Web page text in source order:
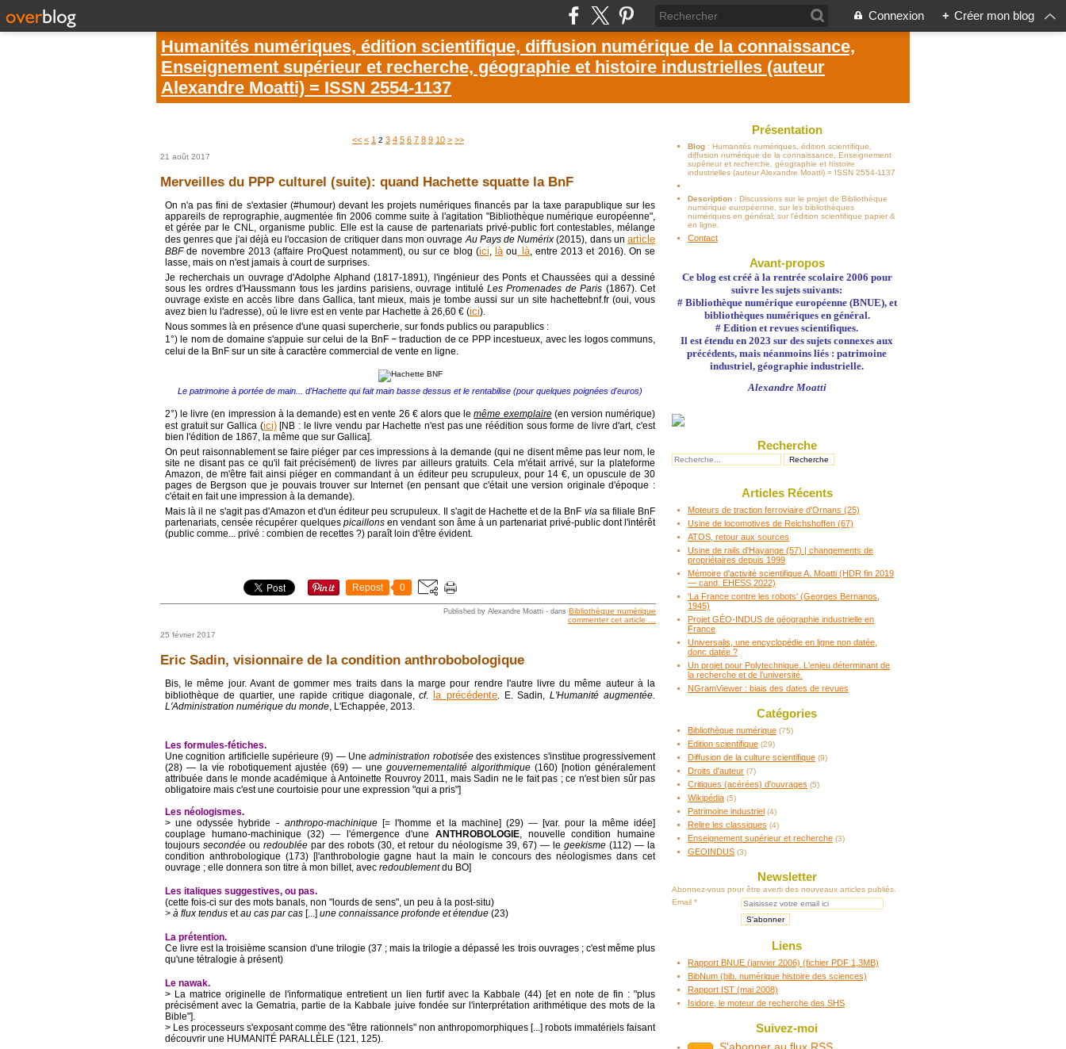
Connexion + Créer mon blog
Humanités numériques, édition scientifique, diffusion numérique de la connaissance,
Enseignement supérieur et recherche, géographie et histoire industrielles (auteur
Alexandre Moatti) = ISSN 2554-1137
<< < 1 2 3 4 5 6 7 8 9 10 > >>
21 août 2017
Merveilles du PPP culturel (suite): quand Hachette squatte la BnF
On n'a pas fini de s'extasier (#humour) devant les projets numériques financés par la taxe parapublique sur les
appareils de reprographie, augmentée fin 2006 comme suite à l'agitation "Bibliothèque numérique européenne",
et gérée par le CNL, organisme public. Elle est la cause de partenariats privé-public fort contestables, mélange
des genres que j'ai déjà eu l'occasion de critiquer dans mon ouvrageAu Pays de Numérix (2015), dans unarticle
BBFde novembre 2013 (affaire ProQuest notamment), ou sur ce blog (ici, làou là, entre 2013 et 2016). On se
lasse, mais on n'est jamais à court de surprises.
Je recherchais un ouvrage d'Adolphe Alphand (1817-1891), l'ingénieur des Ponts et Chaussées qui a dessiné
sous les ordres d'Haussmann tous les jardins parisiens, ouvrage intitulé Les Promenades de Paris (1867). Cet
ouvrage existe en accès libre dans Gallica, tant mieux, mais je tombe aussi sur un site hachettebnf.fr (oui, vous
avez bien lu l'adresse), où le livre est en vente par Hachette à 26,60 € (ici).
Nous sommes là en présence d'une quasi supercherie, sur fonds publics ou parapublics :
1°) le nom de domaine s'appuie sur celui de la BnF –traduction de ce PPP incestueux, avec les logos communs,
celui de la BnF sur un site à caractère commercial de vente en ligne.
Le patrimoine à portée de main... d'Hachette qui fait main basse dessus et le rentabilise (pour quelques poignées d'euros)
2°) le livre (en impression à la demande) est en vente 26 € alors que lemême exemplaire(en version numérique)
est gratuit sur Gallica (ici)[NB : le livre vendu par Hachette n'est pas une réédition sous forme de livre d'art, c'est
bien l'édition de 1867, la même que sur Gallica].
On peut raisonnablement se faire piéger par ces impressions à la demande (qui ne disent même pas leur nom, le
site ne disant pas ce qu'il fait précisément) de livres par ailleurs gratuits. Cela m'était arrivé, sur la plateforme
Amazon, de m'être fait ainsi piéger en commandant à un éditeur peu scrupuleux, pour 14 €, un opuscule de 30
pages de Bergson que je pouvais trouver sur Internet (en pensant que c'était une version originale d'époque :
c'était en fait une impression à la demande).
Mais là il ne s'agit pas d'Amazon et d'un éditeur peu scrupuleux. Il s'agit de Hachette et de la BnF via sa filiale BnF
partenariats, censée récupérer quelques picaillonsen vendant son âme à un partenariat privé-public dont l'intérêt
(public comme... privé : combien de recettes ?) paraît loin d'être évident.
Repost 0
Published by Alexandre Moatti - dans Bibliothèque numérique
commenter cet article
25 février 2017
Eric Sadin, visionnaire de la condition anthrobobologique
Bis, le même jour. Avant de gommer mes traits dans la marge pour rendre l'autre livre du même auteur à la
bibliothèque de quartier, une rapide critique diagonale,cf. la précédente. E. Sadin,L'Humanité augmentée.
L'Administration numérique du monde , L'Echappée, 2013.
Les formules-fétiches.
Une cognition artificielle supérieure (9) ― Uneadministration robotiséedes existences s'institue progressivement
(28) ― la vie robotiquement ajustée (69) ― une gouvernementalité algorithmique (160) [notion généralement
attribuée dans le monde académique à Antoinette Rouvroy 2011, mais Sadin ne le fait pas ; ce n'est bien sûr pas
obligatoire mais c'est une courtoisie pour une expression "qui a pris"]
Les néologismes.
> une odyssée hybride – anthropo-machinique [= l'homme et la machine] (29) ― [var. pour la même idée]
couplage humano-machinique (32) ― l'émergence d'une ANTHROBOLOGIE , nouvelle condition humaine
toujourssecondée ouredoublée par des robots (30, et retour du néologisme 39, 67) ― le geekisme(112) ― la
condition anthrobologique (173) [l'anthrobologie gagne haut la main le concours des néologismes dans cet
ouvrage ; elle donnera son titre à mon billet, avec redoublementdu BO]
Les italiques suggestives, ou pas.
(cette fois-ci sur des mots banals, non "lourds de sens", un peu à la post-situ)
> à flux tendus etau cas par cas [...] une connaissance profonde et étendue (23)
La prétention.
Ce livre est la troisième scansion d'une trilogie (37 ; mais la trilogie a dépassé les trois ouvrages ; c'est même plus
qu'une tétralogie à présent)
Le nawak.
> La matrice originelle de l'informatique entretient un lien furtif avec la Kabbale (44) [et en note de fin : "plus
précisément avec la Gematria, partie de la Kabbale juive fondée sur l'interprétation arithmétique des mots de la
Bible"].
> Les processeurs s'exposant comme des "être rationnels" non anthropomorphiques [...] robots immatériels faisant
découvrir une HUMANITÉ PARALLÈLE (121, 125).
Présentation
Blog : Humanités numériques, édition scientifique,
diffusion numérique de la connaissance, Enseignement
supérieur et recherche, géographie et histoire
industrielles (auteur Alexandre Moatti) = ISSN 2554-1137
Description : Discussions sur le projet de Bibliothèque
numérique européenne, sur les bibliothèques
numériques en général; sur l'édition scientifique papier &
en ligne.
Contact
Avant-propos
Ce blog est créé à la rentrée scolaire 2006 pour
suivre les sujets suivants:
# Bibliothèque numérique européenne (BNUE), et
bibliothèques numériques en général.
# Edition et revues scientifiques.
Il est étendu en 2023 sur des sujets connexes aux
précédents, mais néanmoins liés : patrimoine
industriel, géographie industrielle.
Alexandre Moatti
Recherche
Articles Récents
Moteurs de traction ferroviaire d'Ornans (25)
Usine de locomotives de Reichshoffen (67)
ATOS, retour aux sources
Usine de rails d'Hayange (57) | changements de
propriétaires depuis 1999
Mémoire d'activité scientifique A. Moatti (HDR fin 2019
— cand. EHESS 2022)
'La France contre les robots' (Georges Bernanos,
1945)
Projet GÉO-INDUS de géographie industrielle en
France
Universalis, une encyclopédie en ligne non datée,
donc datée ?
Un projet pour Polytechnique. L'enjeu déterminant de
la recherche et de l’université.
NGramViewer : biais des dates de revues
Catégories
Bibliothèque numérique (75)
Edition scientifique (29)
Diffusion de la culture scientifique (9)
Droits d'auteur (7)
Critiques (acérées) d'ouvrages (5)
Wikipédia (5)
Patrimoine industriel (4)
Relire les classiques (4)
Enseignement supérieur et recherche (3)
GEOINDUS (3)
Newsletter
Abonnez-vous pour être averti des nouveaux articles publiés.
Email
Liens
Rapport BNUE (janvier 2006) (fichier PDF 1,3MB)
BibNum (bib. numérique histoire des sciences)
Rapport IST (mai 2008)
Isidore, le moteur de recherche des SHS
Suivez-moi